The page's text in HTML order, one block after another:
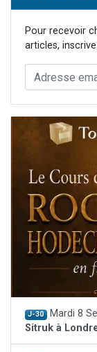
Pour recevoir
articles,
J-30 Mardi 8
Sitruk à